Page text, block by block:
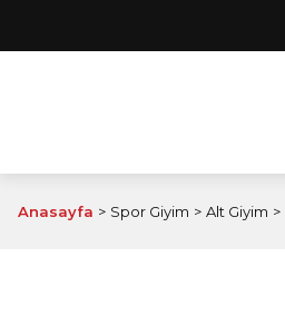
Anasayfa Spor Giyim Alt Giyim